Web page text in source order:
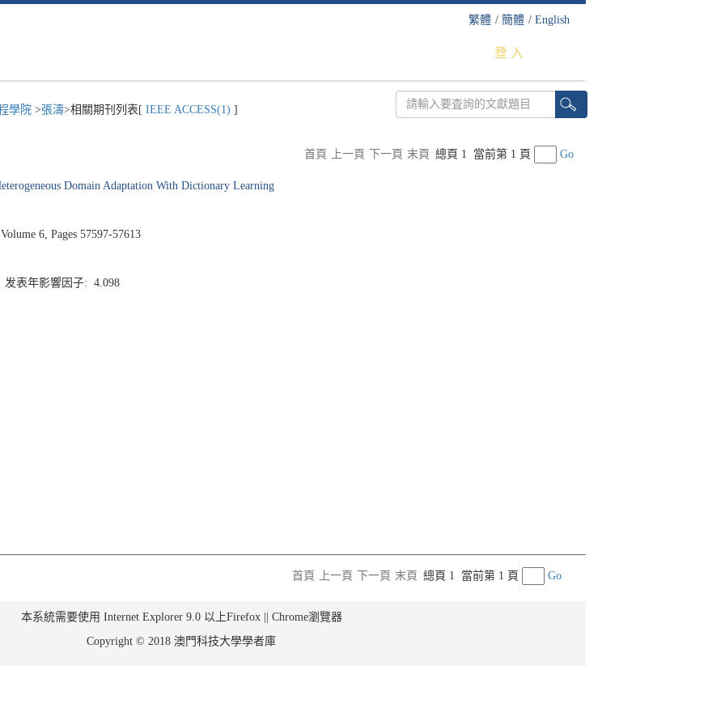
繁體 / 簡體 / English
登 入
學院 >張濤>相關期刊列表[ IEEE ACCESS(1) ]
首頁 上一頁 下一頁 末頁 總頁 1 當前第 1 頁 Go
Domain Adaptation With Dictionary Learning
6, Pages 57597-57613
表年影響因子: 4.098
首頁
上一頁 下一頁 末頁 總頁 1 當前第 1 頁 Go
本系統需要使用 Internet Explorer 9.0 以上Firefox || Chrome瀏覽器
Copyright © 2018 澳門科技大學學者庫